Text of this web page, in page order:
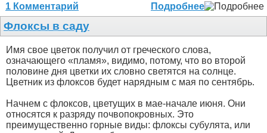
1 Комментарий Подробнее
Флоксы в саду
Имя свое цветок получил от греческого слова,
означающего «пламя», видимо, потому, что во второй
половине дня цветки их словно светятся на солнце.
Цветник из флоксов будет нарядным с мая по сентябрь.
Начнем с флоксов, цветущих в мае-начале июня. Они
относятся к разряду почвопокровных. Это
преимущественно горные виды: флоксы субулята, или